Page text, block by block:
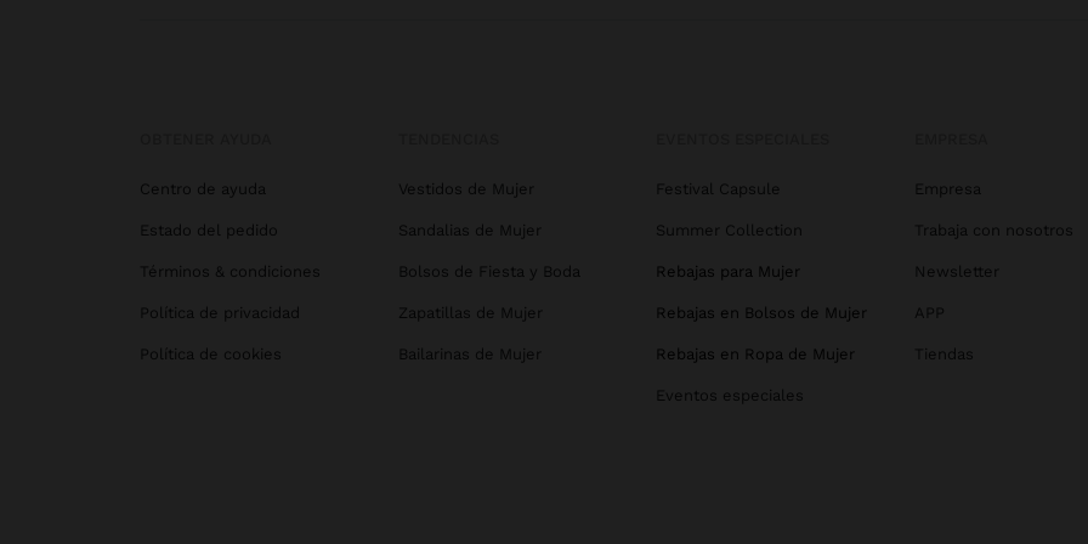
Centro de ayuda
Estado del pedido
Términos & condiciones
Política de privacidad
Política de cookies
Vestidos de Mujer
Sandalias de Mujer
Bolsos de Fiesta y Boda
Zapatillas de Mujer
Bailarinas de Mujer
Festival Capsule
Summer Collection
Rebajas para Mujer
Rebajas en Bolsos de Mujer
Rebajas en Ropa de Mujer
Eventos especiales
Empresa
Trabaja con nosotros
Newsletter
APP
Tiendas